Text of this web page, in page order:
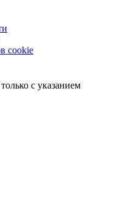
cookie
с указанием